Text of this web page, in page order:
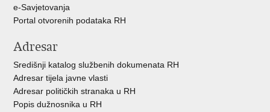
e-Savjetovanja
Portal otvorenih podataka RH
Adresar
Središnji katalog službenih dokumenata RH
Adresar tijela javne vlasti
Adresar političkih stranaka u RH
Popis dužnosnika u RH